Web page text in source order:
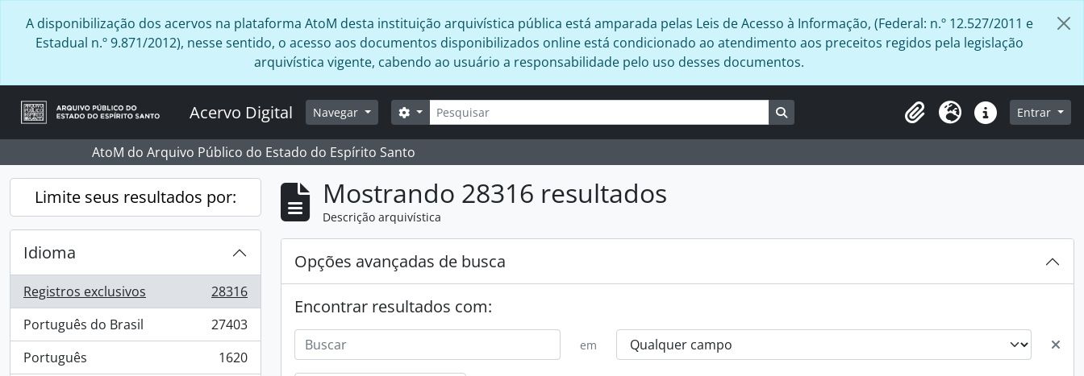
A disponibilização dos acervos na plataforma AtoM desta instituição arquivística pública está amparada pelas Leis de Acesso à Informação, (Federal: n.º 12.527/2011 e
Estadual n.º 9.871/2012), nesse sentido, o acesso aos documentos disponibilizados online está condicionado ao atendimento aos preceitos regidos pela legislação
arquivística vigente, cabendo ao usuário a responsabilidade pelo uso desses documentos.
Acervo Digital Navegar Buscar
Opções de busca Busque na página de navegação
Área de Transferência
Idioma Atalhos Entrar
AtoM do Arquivo Público do Estado do Espírito Santo
Limite seus resultados por:
Idioma
Registros exclusivos
, 28316 resultados
28316
Português do Brasil
, 27403 resultados
27403
Português
, 1620 resultados
1620
Mostrando 28316 resultados
Descrição arquivística
Opções avançadas de busca
Encontrar resultados com:
em